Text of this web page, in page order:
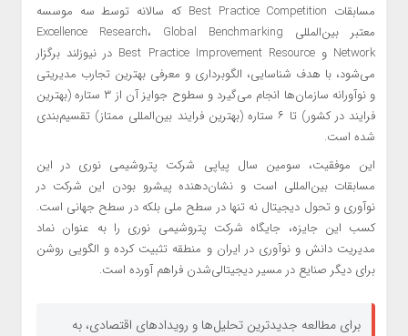
مسابقات Best Practice Competition که سالانه توسط سه موسسه
معتبر بین‌المللی Excellence Research، Global Benchmarking
Network و Best Practice Improvement Resource در نیوزلند برگزار
می‌شود، با هدف شناسایی، الگوبرداری و معرفی بهترین تجارب مدیریتی
و نوآورانه سازمان‌ها انجام می‌گیرد و سطوح جوایز آن از ۳ ستاره (بهترین
فرایند در کشور) تا ۶ ستاره (بهترین فرایند بین‌المللی ممتاز) تقسیم‌بندی
شده است.
این موفقیت، سومین سال پیاپی شرکت پتروشیمی نوری در این
مسابقات بین‌المللی است و نشان‌دهنده پیشرو بودن این شرکت در
نوآوری و تحول دیجیتال نه تنها در سطح ملی بلکه در سطح جهانی است.
کسب این جایزه، جایگاه شرکت پتروشیمی نوری را به عنوان نماد
مدیریت دانش و نوآوری در ایران و منطقه تثبیت کرده و الگویی روشن
برای دیگر صنایع در مسیر دیجیتالی‌شدن فراهم آورده است.
برای مطالعه جدیدترین تحلیل‌ها و رویدادهای اقتصادی، به